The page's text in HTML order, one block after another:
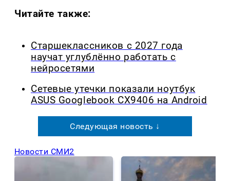
Читайте также:
Старшеклассников с 2027 года
научат углублённо работать с
нейросетями
Сетевые утечки показали ноутбук
ASUS Googlebook CX9406 на Android
Следующая новость ↓
Новости СМИ2